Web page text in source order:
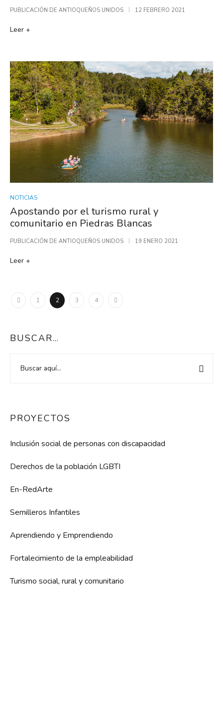
BUSCAR…
PROYECTOS
Inclusión social de personas con discapacidad
Derechos de la población LGBTI
En-RedArte
Semilleros Infantiles
Aprendiendo y Emprendiendo
Fortalecimiento de la empleabilidad
Turismo social, rural y comunitario
PUBLICACIÓN DE ANTIOQUEÑOS UNIDOS 12 FEBRERO 2021
Leer +
NOTICIAS
Apostando por el turismo rural y
comunitario en Piedras Blancas
PUBLICACIÓN DE ANTIOQUEÑOS UNIDOS 19 ENERO 2021
Leer +
1 2 3 4